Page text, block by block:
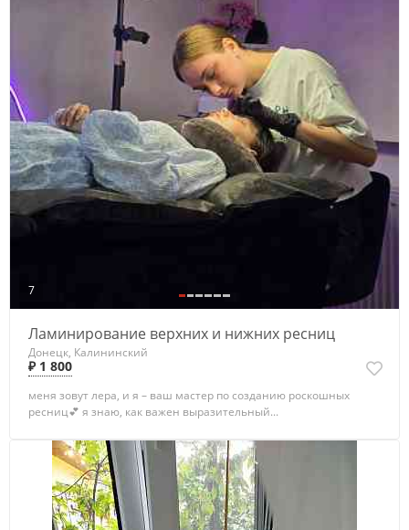
7
Ламинирование верхних и нижних ресниц
Донецк, Калининский
₽ 1 800
меня зовут лера, и я – ваш мастер по созданию роскошных
ресниц💕 я знаю, как важен выразительный...